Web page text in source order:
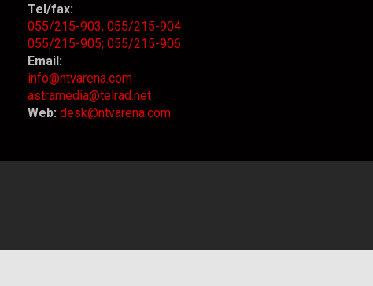
Tel/fax:
055/215-903;055/215-904
055/215-905;055/215-906
Email:
info@ntvarena.com
astramedia@telrad.net
Web: desk@ntvarena.com